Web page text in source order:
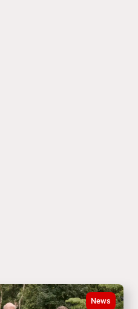
News